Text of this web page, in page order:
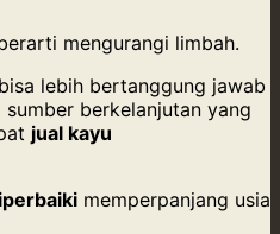
mengurangi limbah.
bisa lebih bertanggung jawab
sumber berkelanjutan yang
jual kayu
memperpanjang usia